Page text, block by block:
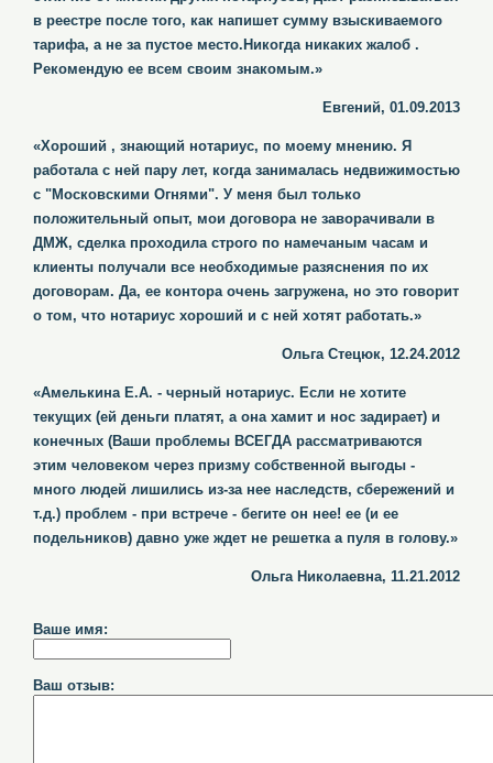
в реестре после того, как напишет сумму взыскиваемого
тарифа, а не за пустое место.Никогда никаких жалоб .
Рекомендую ее всем своим знакомым.»
Евгений, 01.09.2013
«Хороший , знающий нотариус, по моему мнению. Я
работала с ней пару лет, когда занималась недвижимостью
с "Московскими Огнями". У меня был только
положительный опыт, мои договора не заворачивали в
ДМЖ, сделка проходила строго по намечаным часам и
клиенты получали все необходимые разяснения по их
договорам. Да, ее контора очень загружена, но это говорит
о том, что нотариус хороший и с ней хотят работать.»
Ольга Стецюк, 12.24.2012
«Амелькина Е.А. - черный нотариус. Если не хотите
текущих (ей деньги платят, а она хамит и нос задирает) и
конечных (Ваши проблемы ВСЕГДА рассматриваются
этим человеком через призму собственной выгоды -
много людей лишились из-за нее наследств, сбережений и
т.д.) проблем - при встрече - бегите он нее! ее (и ее
подельников) давно уже ждет не решетка а пуля в голову.»
Ольга Николаевна, 11.21.2012
Ваше имя:
Ваш отзыв: